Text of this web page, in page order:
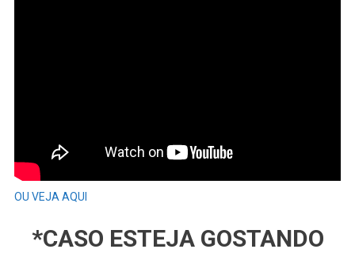
OU VEJA AQUI
*CASO ESTEJA GOSTANDO